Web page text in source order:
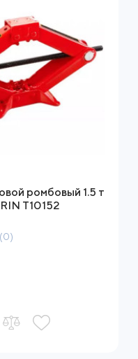
ромбовый 1.5 т
T10152
(0)